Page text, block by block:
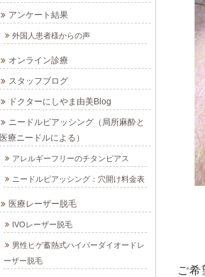
ご希
アンケート結果
外国人患者様からの声
オンライン診療
スタッフブログ
ドクターにしやま由美Blog
ニードルピアッシング（局所麻酔と
医療ニードルによる）
アレルギーフリーのチタンピアス
ニードルピアッシング：穴開け料金表
医療レーザー脱毛
IVOレーザー脱毛
男性ヒゲ蓄熱式ハイパーダイオードレ
ーザー脱毛